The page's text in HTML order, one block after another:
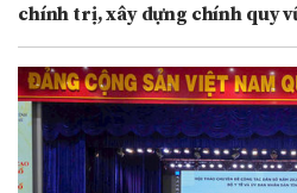
chính trị, xây dựng chính quy